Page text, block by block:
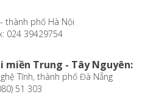
thành phố Hà Nội
024 39429754
Trung - Tây Nguyên:
Tĩnh, thành phố Đà Nẵng
51 303